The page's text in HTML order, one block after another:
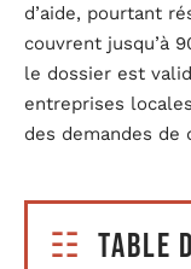
d’aide, pourtant
couvrent jusqu’à
le dossier est
entreprises
des demandes de
Table